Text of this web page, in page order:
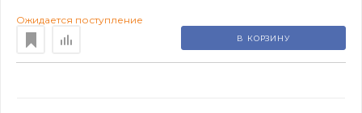
Ожидается поступление
В КОРЗИНУ